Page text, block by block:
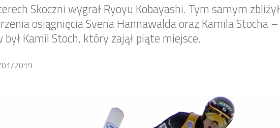
Skoczni wygrał Ryoyu Kobayashi. Tym samym
osiągnięcia Svena Hannawalda oraz Kamila
Kamil Stoch, który zajął piąte miejsce.
2019